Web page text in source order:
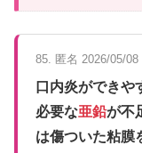
85. 匿名 2026/05/08
口内炎ができや
必要な亜鉛が不
は傷ついた粘膜